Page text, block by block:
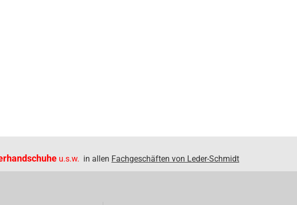
u.s.w. in allen Fachgeschäften von Leder-Schmidt